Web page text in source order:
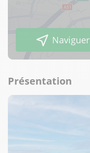
Naviguer
Présentation